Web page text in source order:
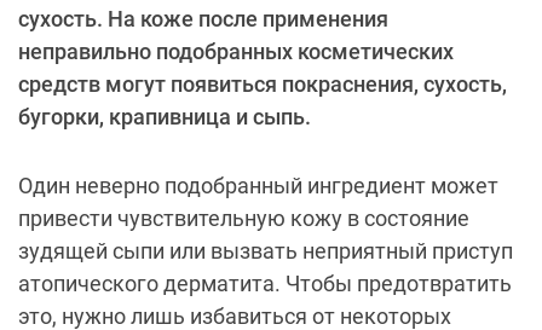
сухость. На коже после применения
неправильно подобранных косметических
средств могут появиться покраснения, сухость,
бугорки, крапивница и сыпь.
Один неверно подобранный ингредиент может
привести чувствительную кожу в состояние
зудящей сыпи или вызвать неприятный приступ
атопического дерматита. Чтобы предотвратить
это, нужно лишь избавиться от некоторых